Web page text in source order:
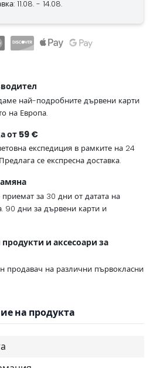
11.08. - 14.08.
най-подробните дървени карти
на Европа.
от 59 €
експедиция в рамките на 24
се експресна доставка.
за 30 дни от датата на
90 дни за дървени карти и
и аксесоари за
продавач на различни първокласни
на продукта